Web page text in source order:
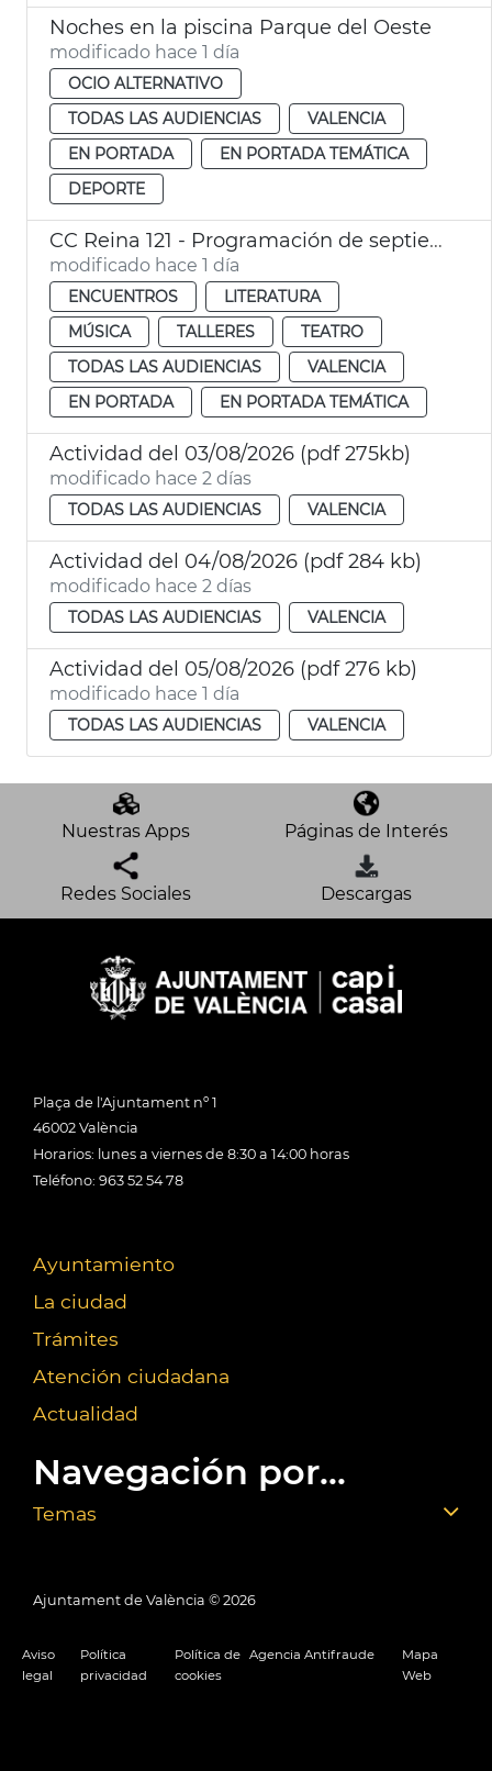
Noches en la piscina Parque del Oeste
modificado hace 1 día
OCIO ALTERNATIVO
TODAS LAS AUDIENCIAS
VALENCIA
EN PORTADA
EN PORTADA TEMÁTICA
DEPORTE
CC Reina 121 - Programación de septiembre
modificado hace 1 día
ENCUENTROS
LITERATURA
MÚSICA
TALLERES
TEATRO
TODAS LAS AUDIENCIAS
VALENCIA
EN PORTADA
EN PORTADA TEMÁTICA
Actividad del 03/08/2026 (pdf 275kb)
modificado hace 2 días
TODAS LAS AUDIENCIAS VALENCIA
Actividad del 04/08/2026 (pdf 284 kb)
modificado hace 2 días
TODAS LAS AUDIENCIAS VALENCIA
Actividad del 05/08/2026 (pdf 276 kb)
modificado hace 1 día
TODAS LAS AUDIENCIAS VALENCIA
Nuestras Apps Páginas de Interés
Redes Sociales Descargas
Plaça de l'Ajuntament nº 1
46002 València
Horarios: lunes a viernes de 8:30 a 14:00 horas
Teléfono: 963 52 54 78
Ayuntamiento
La ciudad
Trámites
Atención ciudadana
Actualidad
Navegación por...
Temas
Ajuntament de València © 2026
Aviso
legal
Política
privacidad
Política de
cookies
Agencia Antifraude
Mapa
Web